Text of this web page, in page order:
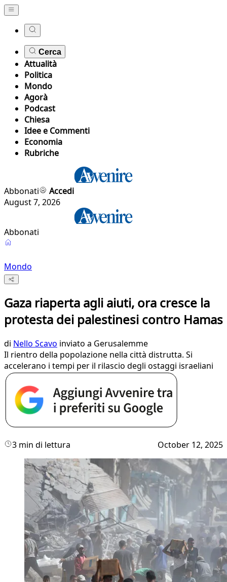
Cerca
Attualità
Politica
Mondo
Agorà
Podcast
Chiesa
Idee e Commenti
Economia
Rubriche
Abbonati
Accedi
August 7, 2026
Abbonati
Mondo
Gaza riaperta agli aiuti, ora cresce la
protesta dei palestinesi contro Hamas
di Nello Scavo inviato a Gerusalemme
Il rientro della popolazione nella città distrutta. Si
accelerano i tempi per il rilascio degli ostaggi israeliani
3 min di lettura October 12, 2025